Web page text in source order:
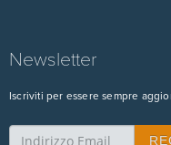
Newsletter
Iscriviti per essere sempre